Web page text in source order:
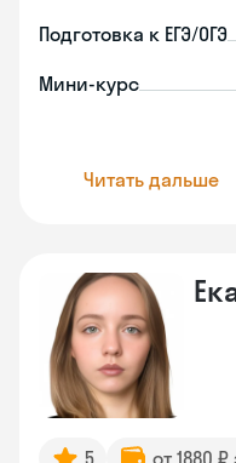
Подготовка к ЕГЭ/ОГЭ
Мини-курс
Читать дальше
5 от 1880